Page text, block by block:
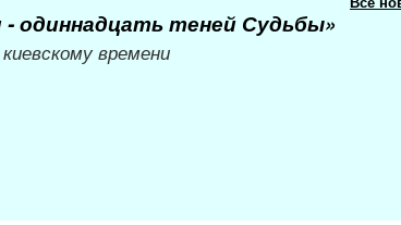
одиннадцать теней Судьбы»
времени